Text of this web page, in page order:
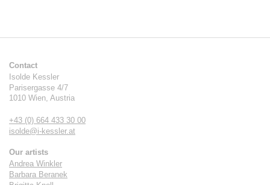
Contact
Isolde Kessler
Parisergasse 4/7
1010 Wien, Austria
+43 (0) 664 433 30 00
isolde@i-kessler.at
Our artists
Andrea Winkler
Barbara Beranek